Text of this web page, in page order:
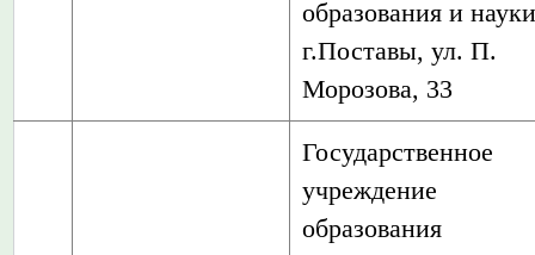
образования и
г.Поставы, ул. П.
Морозова, 33
Государственное
учреждение
образования